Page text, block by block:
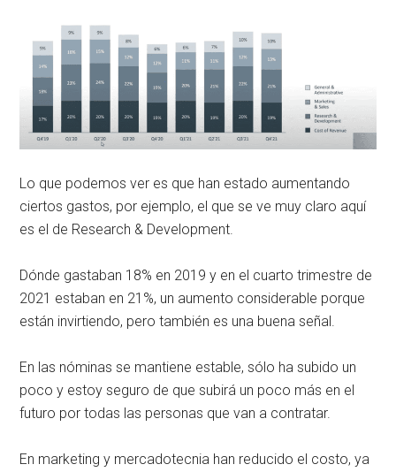
Lo que podemos ver es que han estado aumentando
ciertos gastos, por ejemplo, el que se ve muy claro aquí
es el de Research & Development.
Dónde gastaban 18% en 2019 y en el cuarto trimestre de
2021 estaban en 21%, un aumento considerable porque
están invirtiendo, pero también es una buena señal.
En las nóminas se mantiene estable, sólo ha subido un
poco y estoy seguro de que subirá un poco más en el
futuro por todas las personas que van a contratar.
En marketing y mercadotecnia han reducido el costo, ya